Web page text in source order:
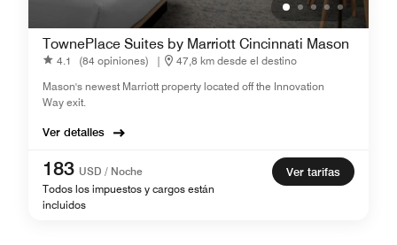
TownePlace Suites by Marriott Cincinnati Mason
4.1 (84 opiniones) |
47,8 km desde el destino
Mason's newest Marriott property located off the Innovation
Way exit.
Ver detalles
183 USD / Noche
Todos los impuestos y cargos están
incluidos
Ver tarifas